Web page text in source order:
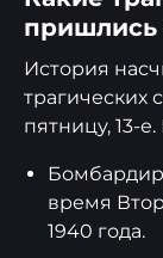
пришлись
История
трагических
пятницу, 13-е.
время
1940 года.